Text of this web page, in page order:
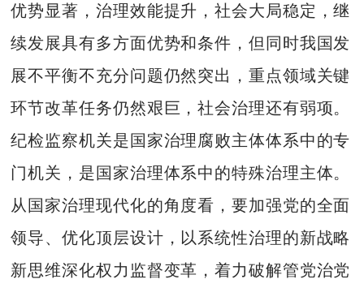
优势显著，治理效能提升，社会大局稳定，继
续发展具有多方面优势和条件，但同时我国发
展不平衡不充分问题仍然突出，重点领域关键
环节改革任务仍然艰巨，社会治理还有弱项。
纪检监察机关是国家治理腐败主体体系中的专
门机关，是国家治理体系中的特殊治理主体。
从国家治理现代化的角度看，要加强党的全面
领导、优化顶层设计，以系统性治理的新战略
新思维深化权力监督变革，着力破解管党治党